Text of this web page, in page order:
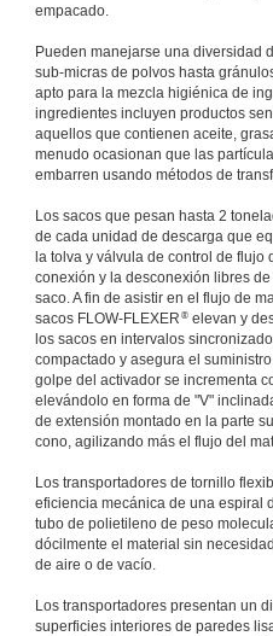
empacado.
Pueden manejarse una diversidad
sub-micras de polvos hasta
apto para la mezcla higiénica de
ingredientes incluyen productos
aquellos que contienen aceite,
menudo ocasionan que las
embarren usando métodos de
Los sacos que pesan hasta 2
de cada unidad de descarga que
la tolva y válvula de control de flujo
conexión y la desconexión libres
saco. A fin de asistir en el flujo de
sacos FLOW-FLEXER ® elevan y
los sacos en intervalos
compactado y asegura el
golpe del activador se incrementa
elevándolo en forma de "V"
de extensión montado en la parte
cono, agilizando más el flujo del
Los transportadores de tornillo
eficiencia mecánica de una espiral
tubo de polietileno de peso
dócilmente el material sin
de aire o de vacío.
Los transportadores presentan un
superficies interiores de paredes